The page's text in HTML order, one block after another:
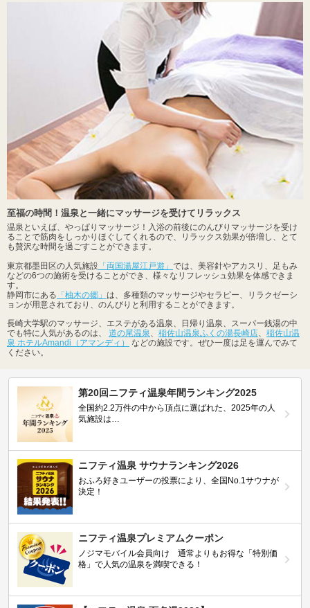
至福の時間！温泉と一緒にマッサージを受けてリラックス
温泉といえば、やっぱりマッサージ！入浴の前後にのんびりマッサージを受け
ることで筋肉をしっかりほぐしてくれるので、リラックス効果が倍増し、とて
も贅沢な時間を過ごすことができます。
東京都墨田区の人気施設 「両国湯屋江戸遊」 では、美容針やアカスリ、足もみ
などの6つの施術を受けることができ、様々なリフレッシュ効果を体感できま
す。
静岡市にある 「柚木の郷」 は、多種類のマッサージやセラピー、リラクゼーシ
ョンが用意されており、のんびりと利用することができます。
長崎大学駅のマッサージ、エステがある温泉、日帰り温泉、スーパー銭湯の中
でも特に人気があるのは、 道の尾温泉 稲佐山温泉ふくの湯長崎店
稲佐山温
泉 ホテルAmandi（アマンディ）
などの施設です。ぜひ一度は足を運んでみて
ください。
第20回ニフティ温泉年間ランキング2025
全国約2.2万件の中から頂点に選ばれた、2025年の人
気施設は…
ニフティ温泉 サウナランキング2026
おふろ好きユーザーの投票により、全国No.1サウナが
決定！
ニフティ温泉プレミアムクーポン
ノジマモバイル会員向け 通常よりもお得な「特別価
格」で人気の温泉を満喫できる！